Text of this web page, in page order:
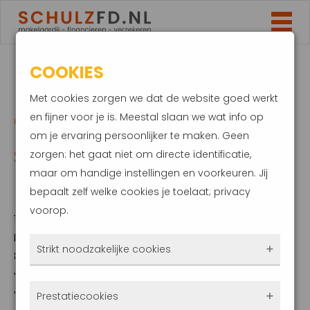
HUIZENPRIJS STIJGT
OOK VOLGEND JAAR
STEVIG, ALDUS
RABOBANK
16 juni 2025
Nederlandse koopwoningen worden dit jaar
8,6 procent duurder dan in 2024, zo
verwacht Rabobank. In het kwartaalbericht
van de bank wordt een verdere opmars
COOKIES
Met cookies zorgen we dat de website goed werkt
en fijner voor je is. Meestal slaan we wat info op
om je ervaring persoonlijker te maken. Geen
zorgen: het gaat niet om directe identificatie,
maar om handige instellingen en voorkeuren. Jij
bepaalt zelf welke cookies je toelaat; privacy
voorop.
Strikt noodzakelijke cookies
Prestatiecookies